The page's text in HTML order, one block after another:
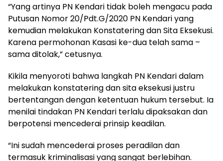
“Yang artinya PN Kendari tidak boleh mengacu pada
Putusan Nomor 20/Pdt.G/2020 PN Kendari yang
kemudian melakukan Konstatering dan Sita Eksekusi.
Karena permohonan Kasasi ke-dua telah sama –
sama ditolak,” cetusnya.
Kikila menyoroti bahwa langkah PN Kendari dalam
melakukan konstatering dan sita eksekusi justru
bertentangan dengan ketentuan hukum tersebut. Ia
menilai tindakan PN Kendari terlalu dipaksakan dan
berpotensi mencederai prinsip keadilan.
“Ini sudah mencederai proses peradilan dan
termasuk kriminalisasi yang sangat berlebihan.